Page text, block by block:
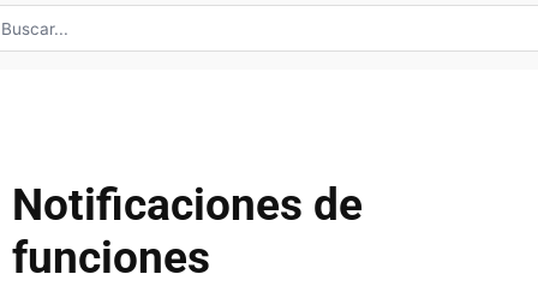
Notificaciones de
funciones